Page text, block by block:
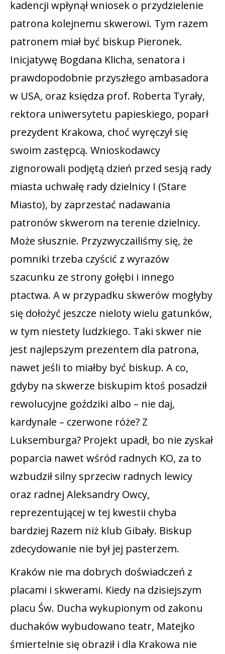
kadencji wpłynął wniosek o przydzielenie
patrona kolejnemu skwerowi. Tym razem
patronem miał być biskup Pieronek.
Inicjatywę Bogdana Klicha, senatora i
prawdopodobnie przyszłego ambasadora
w USA, oraz księdza prof. Roberta Tyrały,
rektora uniwersytetu papieskiego, poparł
prezydent Krakowa, choć wyręczył się
swoim zastępcą. Wnioskodawcy
zignorowali podjętą dzień przed sesją rady
miasta uchwałę rady dzielnicy I (Stare
Miasto), by zaprzestać nadawania
patronów skwerom na terenie dzielnicy.
Może słusznie. Przyzwyczailiśmy się, że
pomniki trzeba czyścić z wyrazów
szacunku ze strony gołębi i innego
ptactwa. A w przypadku skwerów mogłyby
się dołożyć jeszcze nieloty wielu gatunków,
w tym niestety ludzkiego. Taki skwer nie
jest najlepszym prezentem dla patrona,
nawet jeśli to miałby być biskup. A co,
gdyby na skwerze biskupim ktoś posadził
rewolucyjne goździki albo – nie daj,
kardynale – czerwone róże? Z
Luksemburga? Projekt upadł, bo nie zyskał
poparcia nawet wśród radnych KO, za to
wzbudził silny sprzeciw radnych lewicy
oraz radnej Aleksandry Owcy,
reprezentującej w tej kwestii chyba
bardziej Razem niż klub Gibały. Biskup
zdecydowanie nie był jej pasterzem.
Kraków nie ma dobrych doświadczeń z
placami i skwerami. Kiedy na dzisiejszym
placu Św. Ducha wykupionym od zakonu
duchaków wybudowano teatr, Matejko
śmiertelnie się obraził i dla Krakowa nie